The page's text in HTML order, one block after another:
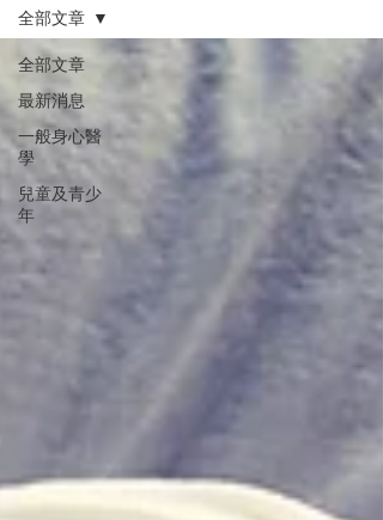
全部文章
最新消息
一般身心醫
學
兒童及青少
年
全部文章